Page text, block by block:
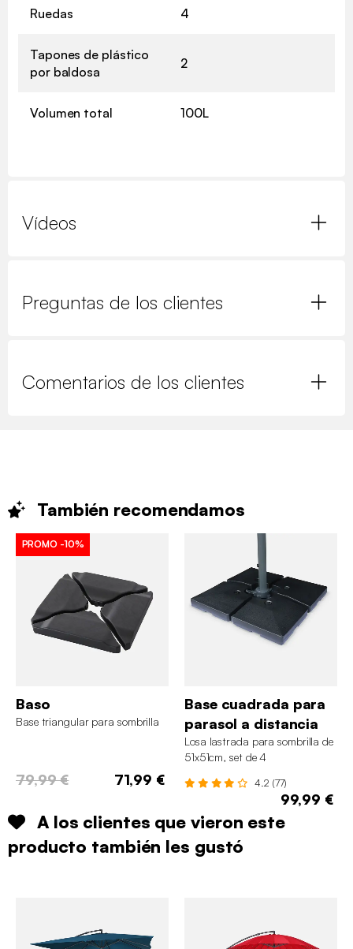
Ruedas 4
Tapones de plástico
por baldosa
2
Volumen total 100L
Vídeos
Preguntas de los clientes
Comentarios de los clientes
También recomendamos
PROMO -10%
Baso
Base triangular para sombrilla
79,99 € 71,99 €
Base cuadrada para
parasol a distancia
Losa lastrada para sombrilla de
51x51cm, set de 4
4.2 (77)
99,99 €
A los clientes que vieron este
producto también les gustó